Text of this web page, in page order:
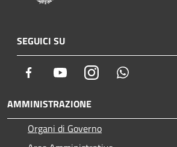
SEGUICI SU
Facebook YoutubeInstagram
AMMINISTRAZIONE
Organi di Governo